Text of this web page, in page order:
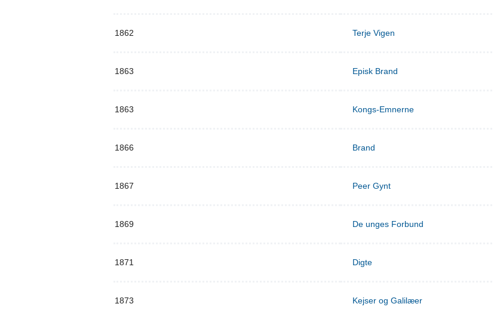
1862 Terje Vigen
1863 Episk Brand
1863 Kongs-Emnerne
1866 Brand
1867 Peer Gynt
1869 De unges Forbund
1871 Digte
1873 Kejser og Galilæer